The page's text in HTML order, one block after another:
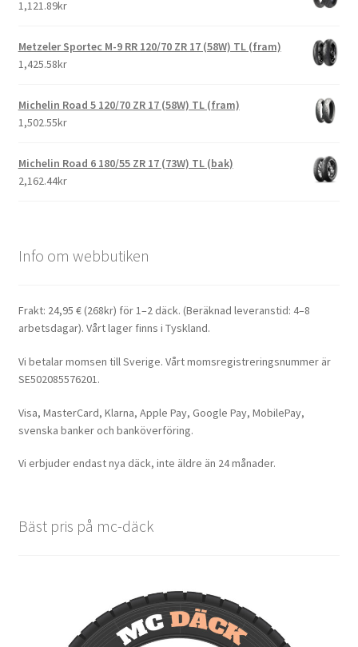
1,121.89kr
Metzeler Sportec M-9 RR 120/70 ZR 17 (58W) TL (fram)
1,425.58kr
Michelin Road 5 120/70 ZR 17 (58W) TL (fram)
1,502.55kr
Michelin Road 6 180/55 ZR 17 (73W) TL (bak)
2,162.44kr
Info om webbutiken
Frakt: 24,95 € (268kr) för 1–2 däck. (Beräknad leveranstid: 4–8
arbetsdagar). Vårt lager finns i Tyskland.
Vi betalar momsen till Sverige. Vårt momsregistreringsnummer är
SE502085576201.
Visa, MasterCard, Klarna, Apple Pay, Google Pay, MobilePay,
svenska banker och banköverföring.
Vi erbjuder endast nya däck, inte äldre än 24 månader.
Bäst pris på mc-däck